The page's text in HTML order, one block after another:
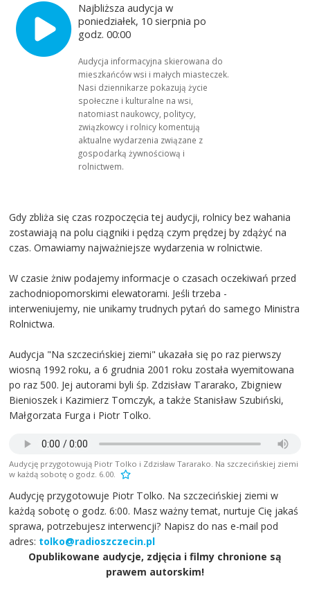
Najbliższa audycja w
poniedziałek, 10 sierpnia po
godz. 00:00
Audycja informacyjna skierowana do
mieszkańców wsi i małych miasteczek.
Nasi dziennikarze pokazują życie
społeczne i kulturalne na wsi,
natomiast naukowcy, politycy,
związkowcy i rolnicy komentują
aktualne wydarzenia związane z
gospodarką żywnościową i
rolnictwem.
Gdy zbliża się czas rozpoczęcia tej audycji, rolnicy bez wahania
zostawiają na polu ciągniki i pędzą czym prędzej by zdążyć na
czas. Omawiamy najważniejsze wydarzenia w rolnictwie.
W czasie żniw podajemy informacje o czasach oczekiwań przed
zachodniopomorskimi elewatorami. Jeśli trzeba -
interweniujemy, nie unikamy trudnych pytań do samego Ministra
Rolnictwa.
Audycja "Na szczecińskiej ziemi" ukazała się po raz pierwszy
wiosną 1992 roku, a 6 grudnia 2001 roku została wyemitowana
po raz 500. Jej autorami byli śp. Zdzisław Tararako, Zbigniew
Bienioszek i Kazimierz Tomczyk, a także Stanisław Szubiński,
Małgorzata Furga i Piotr Tolko.
Audycję przygotowują Piotr Tolko i Zdzisław Tararako. Na szczecińskiej ziemi
w każdą sobotę o godz. 6.00.
Audycję przygotowuje Piotr Tolko. Na szczecińskiej ziemi w
każdą sobotę o godz. 6:00. Masz ważny temat, nurtuje Cię jakaś
sprawa, potrzebujesz interwencji? Napisz do nas e-mail pod
adres: tolko@radioszczecin.pl
Opublikowane audycje, zdjęcia i filmy chronione są
prawem autorskim!